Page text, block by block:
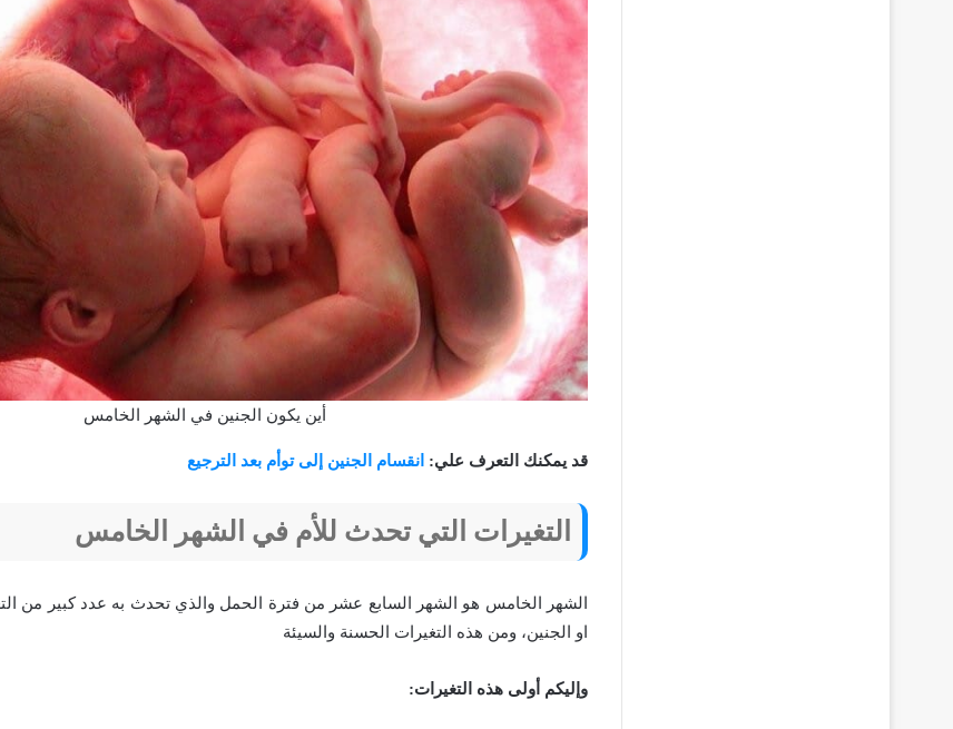
أين يكون الجنين في الشهر الخامس
قد يمكنك التعرف علي: انقسام الجنين إلى توأم بعد الترجيع
التغيرات التي تحدث للأم في الشهر الخامس
الشهر الخامس هو الشهر السابع عشر من فترة الحمل والذي تحدث به عدد كبير من
او الجنين، ومن هذه التغيرات الحسنة والسيئة
وإليكم أولى هذه التغيرات: